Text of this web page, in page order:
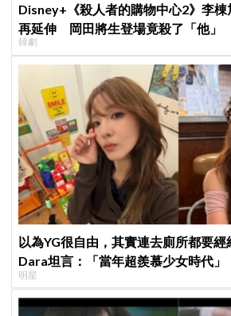
Disney+《殺人者的購物中心2》李棟
再延伸 岡田將生登場竟殺了「他」
韓劇
以為YG很自由，其實連去廁所都要經
Dara坦言：「當年超羨慕少女時代」
明星